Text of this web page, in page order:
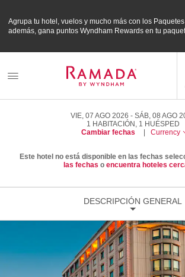
Agrupa tu hotel, vuelos y mucho más con los
además, gana puntos Wyndham Rewards en tu
VIE, 07 AGO 2026
SÁB, 08 AGO
1 HABITACIÓN , 1 HUÉSPED
Cambiar fechas
Currency
Este hotel no está disponible en las fechas
las fechas o encuentra hoteles
DESCRIPCIÓN GENERAL